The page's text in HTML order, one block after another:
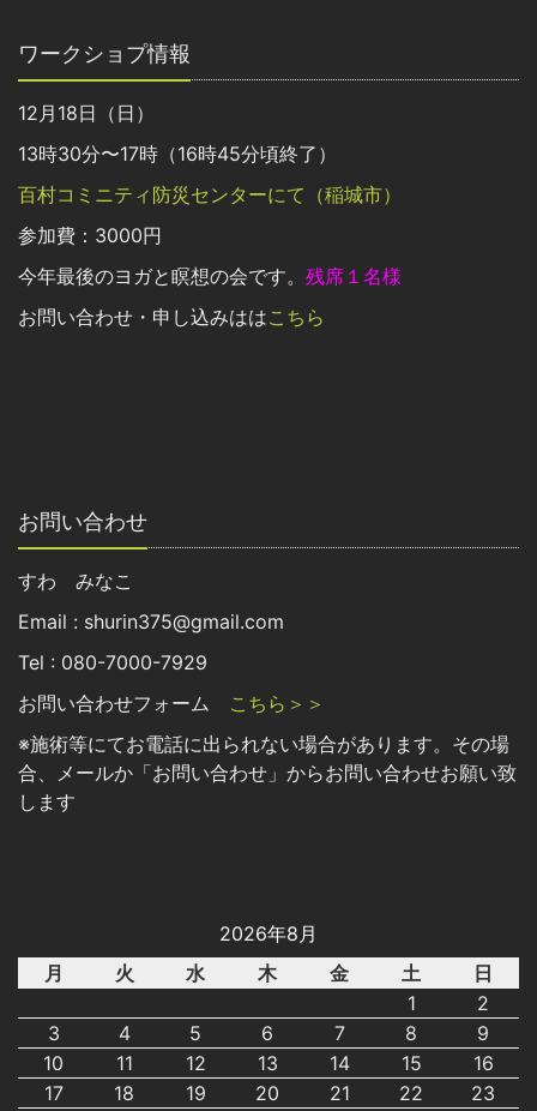
ワークショプ情報
12月18日（日）
13時30分〜17時（16時45分頃終了）
百村コミニティ防災センターにて（稲城市）
参加費：3000円
今年最後のヨガと瞑想の会です。 残席１名様
お問い合わせ・申し込みははこちら
お問い合わせ
すわ みなこ
Email : shurin375@gmail.com
Tel : 080-7000-7929
お問い合わせフォーム こちら＞＞
※施術等にてお電話に出られない場合があります。その場
合、メールか「お問い合わせ」からお問い合わせお願い致
します
2026年8月
月
火 水 木 金 土
日
1
2
3
4 5 6 7 8
9
10
11 12 13 14 15
16
17
18 19 20 21 22 23